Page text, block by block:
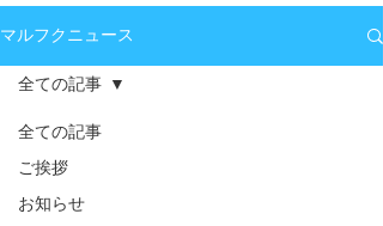
マルフクニュース
全ての記事
ご挨拶
お知らせ
全ての記事